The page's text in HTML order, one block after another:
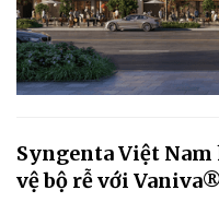
Syngenta Việt
vệ bộ rễ với